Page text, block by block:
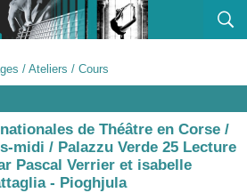
/ Ateliers / Cours
de Théâtre en Corse /
midi / Palazzu Verde 25 Lecture
Pascal Verrier et isabelle
- Pioghjula